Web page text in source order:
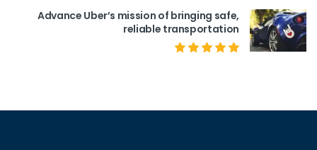
Advance Uber’s mission of bringing safe,
reliable transportation